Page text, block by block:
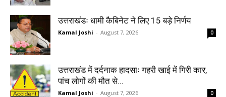
उत्तराखंडः धामी कैबिनेट ने लिए 15 बड़े निर्णय
Kamal Joshi - August 7, 2026 0
उत्तराखंड में दर्दनाक हादसाः गहरी खाई में गिरी कार,
पांच लोगों की मौत से...
Kamal Joshi - August 7, 2026 0